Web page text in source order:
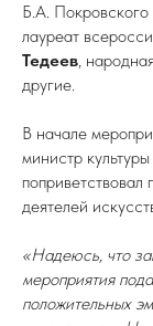
Б.А.
лауреат
Тедеев,
другие.
В начале
министр
поприветствовал
деятелей
«Надеюсь, что
мероприятия
положительных